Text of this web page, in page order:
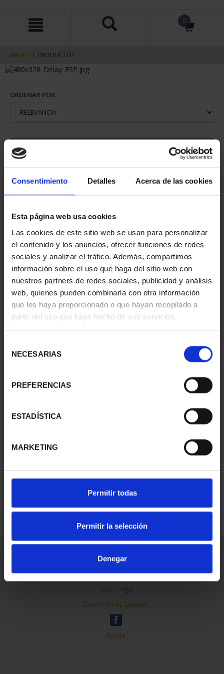
Consentimiento Detalles Acerca de las cookies
Esta página web usa cookies
Las cookies de este sitio web se usan para personalizar
el contenido y los anuncios, ofrecer funciones de redes
sociales y analizar el tráfico. Además, compartimos
información sobre el uso que haga del sitio web con
nuestros partners de redes sociales, publicidad y análisis
web, quienes pueden combinarla con otra información
que les haya proporcionado o que hayan recopilado a
partir del uso que haya hecho de sus servicios.
NECESARIAS
PREFERENCIAS
ESTADÍSTICA
MARKETING
Permitir todas
Permitir la selección
Denegar
contenido
navegacin
0
INICIO PRODUCTOS
ORDENAR POR:
1 Productos encontrados
140,00 €
REFINAR
Contacto
Preguntas Frequentes (FAQs)
Aviso Legal
Condiciones Legales
Ayuda